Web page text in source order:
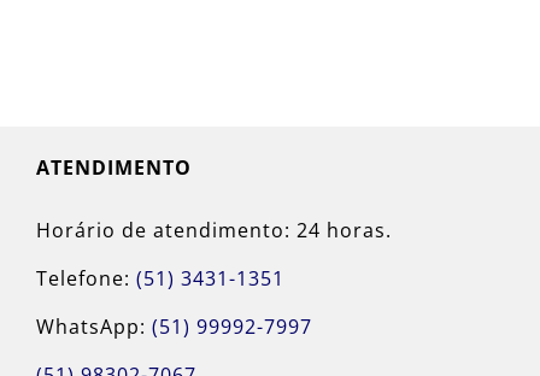
ATENDIMENTO
Horário de atendimento: 24 horas.
Telefone: (51) 3431-1351
WhatsApp: (51) 99992-7997